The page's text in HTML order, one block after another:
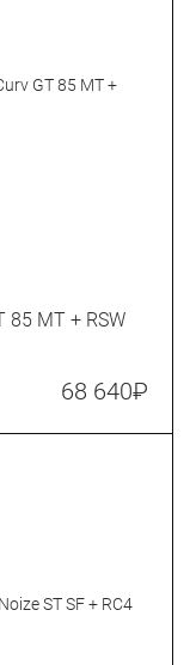
85 MT + RSW
68 640₽